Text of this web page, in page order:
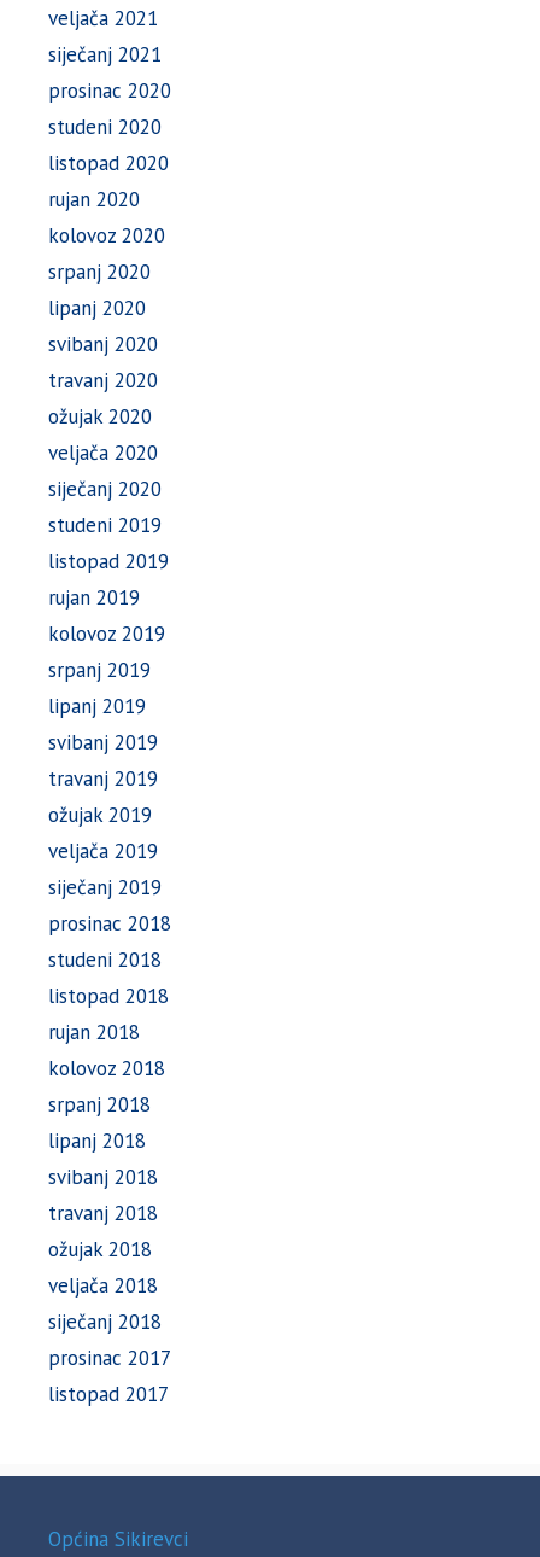
veljača 2021
siječanj 2021
prosinac 2020
studeni 2020
listopad 2020
rujan 2020
kolovoz 2020
srpanj 2020
lipanj 2020
svibanj 2020
travanj 2020
ožujak 2020
veljača 2020
siječanj 2020
studeni 2019
listopad 2019
rujan 2019
kolovoz 2019
srpanj 2019
lipanj 2019
svibanj 2019
travanj 2019
ožujak 2019
veljača 2019
siječanj 2019
prosinac 2018
studeni 2018
listopad 2018
rujan 2018
kolovoz 2018
srpanj 2018
lipanj 2018
svibanj 2018
travanj 2018
ožujak 2018
veljača 2018
siječanj 2018
prosinac 2017
listopad 2017
Općina Sikirevci